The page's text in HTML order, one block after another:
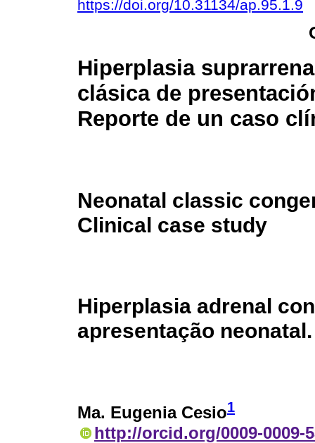
https://doi.org/10.31134/ap.95.1.9
Hiperplasia
clásica de
Reporte de un caso
Neonatal classic
Clinical case study
Hiperplasia adrenal
apresentação
Ma. Eugenia Cesio1
http://orcid.org/0009-0009-